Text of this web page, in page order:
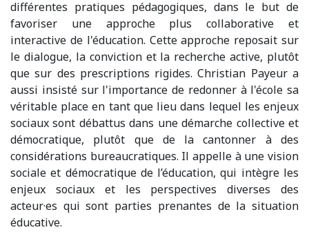
différentes pratiques pédagogiques, dans le but de
favoriser une approche plus collaborative et
interactive de l'éducation. Cette approche reposait sur
le dialogue, la conviction et la recherche active, plutôt
que sur des prescriptions rigides. Christian Payeur a
aussi insisté sur l'importance de redonner à l'école sa
véritable place en tant que lieu dans lequel les enjeux
sociaux sont débattus dans une démarche collective et
démocratique, plutôt que de la cantonner à des
considérations bureaucratiques. Il appelle à une vision
sociale et démocratique de l’éducation, qui intègre les
enjeux sociaux et les perspectives diverses des
acteur·es qui sont parties prenantes de la situation
éducative.